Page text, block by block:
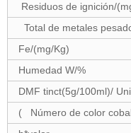
Residuos de ignición/
Total de metales
Fe/(mg/Kg)
Humedad W/%
DMF tinct(5g/100ml)/
( Número de color